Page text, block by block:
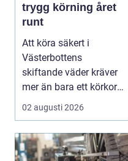
trygg körning året
runt
Att köra säkert i
Västerbottens
skiftande väder kräver
mer än bara ett körkort
och en pålitlig bil. ...
02 augusti 2026